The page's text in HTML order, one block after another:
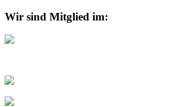
Wir sind Mitglied im: